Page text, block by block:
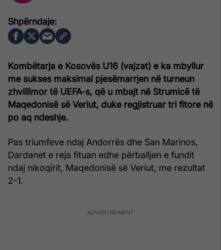
Kombëtarja e Kosovës U16 (vajzat) e ka mbyllur
me sukses maksimal pjesëmarrjen në turneun
zhvillimor të UEFA-s, që u mbajt në Strumicë të
Maqedonisë së Veriut, duke regjistruar tri fitore në
po aq ndeshje.
Pas triumfeve ndaj Andorrës dhe San Marinos,
Dardanet e reja fituan edhe përballjen e fundit
ndaj nikoqirit, Maqedonisë së Veriut, me rezultat
2-1.